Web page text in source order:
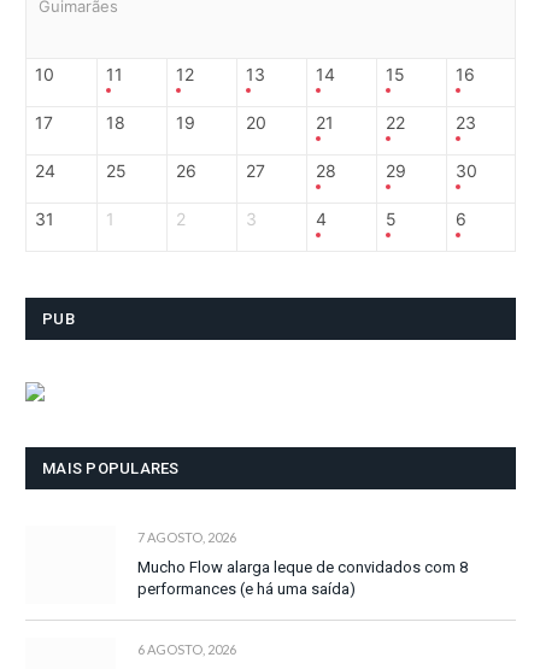
Guimarães
10 11 12 13 14 15 16
17 18 19 20 21 22 23
24 25 26 27 28 29 30
31 1 2 3 4 5 6
PUB
MAIS POPULARES
7 AGOSTO, 2026
Mucho Flow alarga leque de convidados com 8
performances (e há uma saída)
6 AGOSTO, 2026